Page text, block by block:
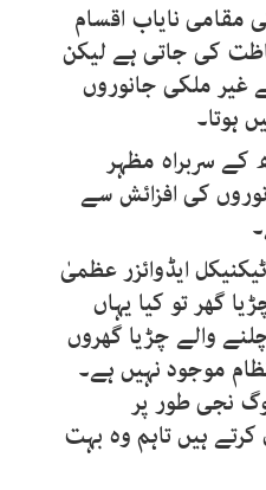
مقامی نایاب اقسام
کی جاتی ہے لیکن
غیر ملکی جانوروں
ہوتا۔
کے سربراہ مظہر
کی افزائش سے
ایڈوائزر عظمیٰ
گھر تو کیا یہاں
والے چڑیا گھروں
موجود نہیں ہے۔
نجی طور پر
ہیں تاہم وہ بہت